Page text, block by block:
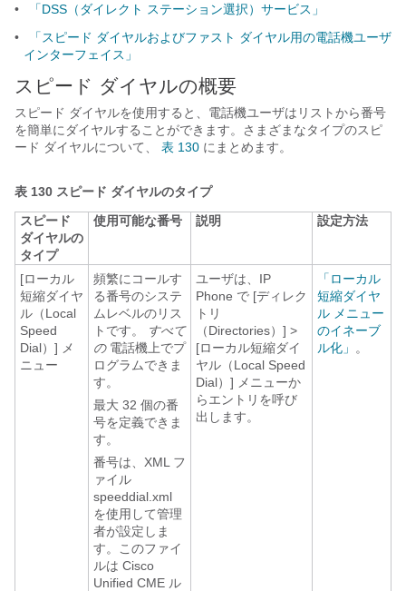
•
「DSS（ダイレクト ステーション選択）サービス」
•
「スピード ダイヤルおよびファスト ダイヤル用の電話機ユーザ
インターフェイス」
スピード ダイヤルの概要
スピード ダイヤルを使用すると、電話機ユーザはリストから番号
を簡単にダイヤルすることができます。さまざまなタイプのスピ
ード ダイヤルについて、
表 130 にまとめます。
表 130 スピード ダイヤルのタイプ
スピード
ダイヤルの
タイプ
使用可能な番号 説明 設定方法
[ローカル
短縮ダイヤ
ル（Local
Speed
Dial）] メ
ニュー
頻繁にコールす
る番号のシステ
ムレベルのリス
トです。
すべて
の電話機上でプ
ログラムできま
す。
最大 32 個の番
号を定義できま
す。
番号は、XML フ
ァイル
speeddial.xml
を使用して管理
者が設定しま
す。このファイ
ルは Cisco
Unified CME ル
ユーザは、IP
Phone で [ディレク
トリ
（Directories）] >
[ローカル短縮ダイ
ヤル（Local Speed
Dial）] メニューか
らエントリを呼び
出します。
「ローカル
短縮ダイヤ
ル メニュー
のイネーブ
ル化」
。